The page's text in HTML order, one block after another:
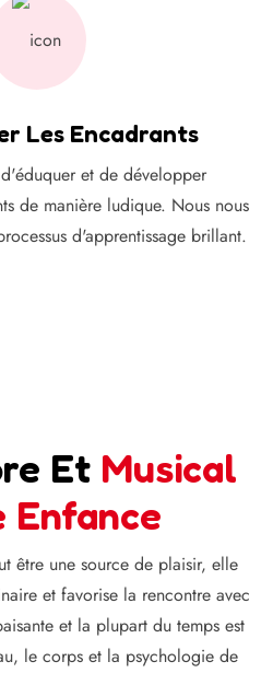
Les Encadrants
et de développer
de manière ludique. Nous nous
d'apprentissage brillant.
Et Musical
Enfance
être une source de plaisir, elle
et favorise la rencontre avec
et la plupart du temps est
le corps et la psychologie de